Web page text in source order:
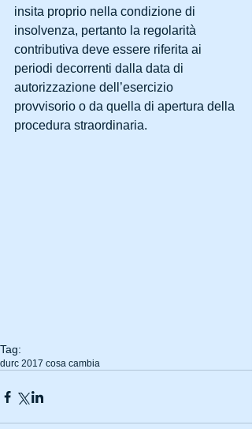
insita proprio nella condizione di
insolvenza, pertanto la regolarità
contributiva deve essere riferita ai
periodi decorrenti dalla data di
autorizzazione dell’esercizio
provvisorio o da quella di apertura della
procedura straordinaria.
Tag:
durc 2017 cosa cambia